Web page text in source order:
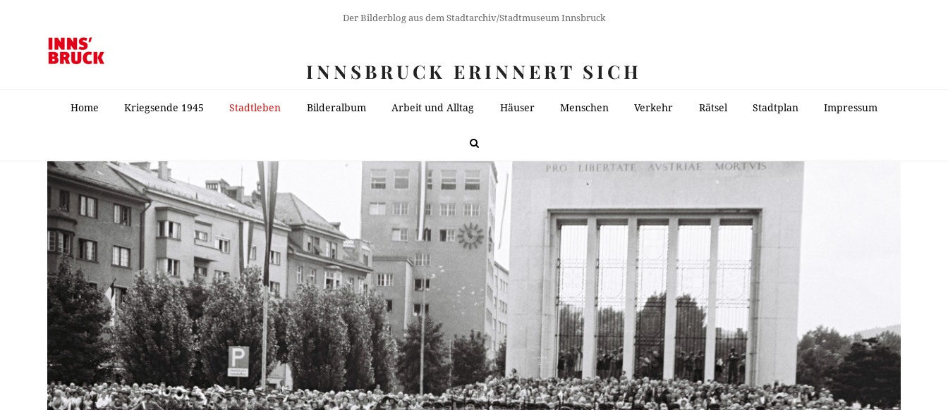
Der Bilderblog aus dem Stadtarchiv/Stadtmuseum Innsbruck
INNSBRUCK ERINNERT SICH
Home Kriegsende 1945 Stadtleben Bilderalbum Arbeit und Alltag Häuser Menschen Verkehr Rätsel Stadtplan Impressum